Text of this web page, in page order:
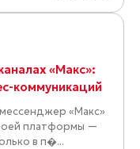
«Макс»:
коммуникаций
«Макс»
платформы —
в п�...